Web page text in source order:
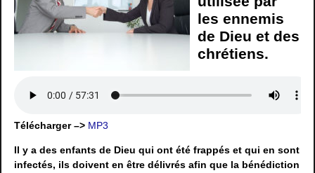
les ennemis
de Dieu et des
chrétiens.
Télécharger –> MP3
Il y a des enfants de Dieu qui ont été frappés et qui en sont
infectés, ils doivent en être délivrés afin que la bénédiction